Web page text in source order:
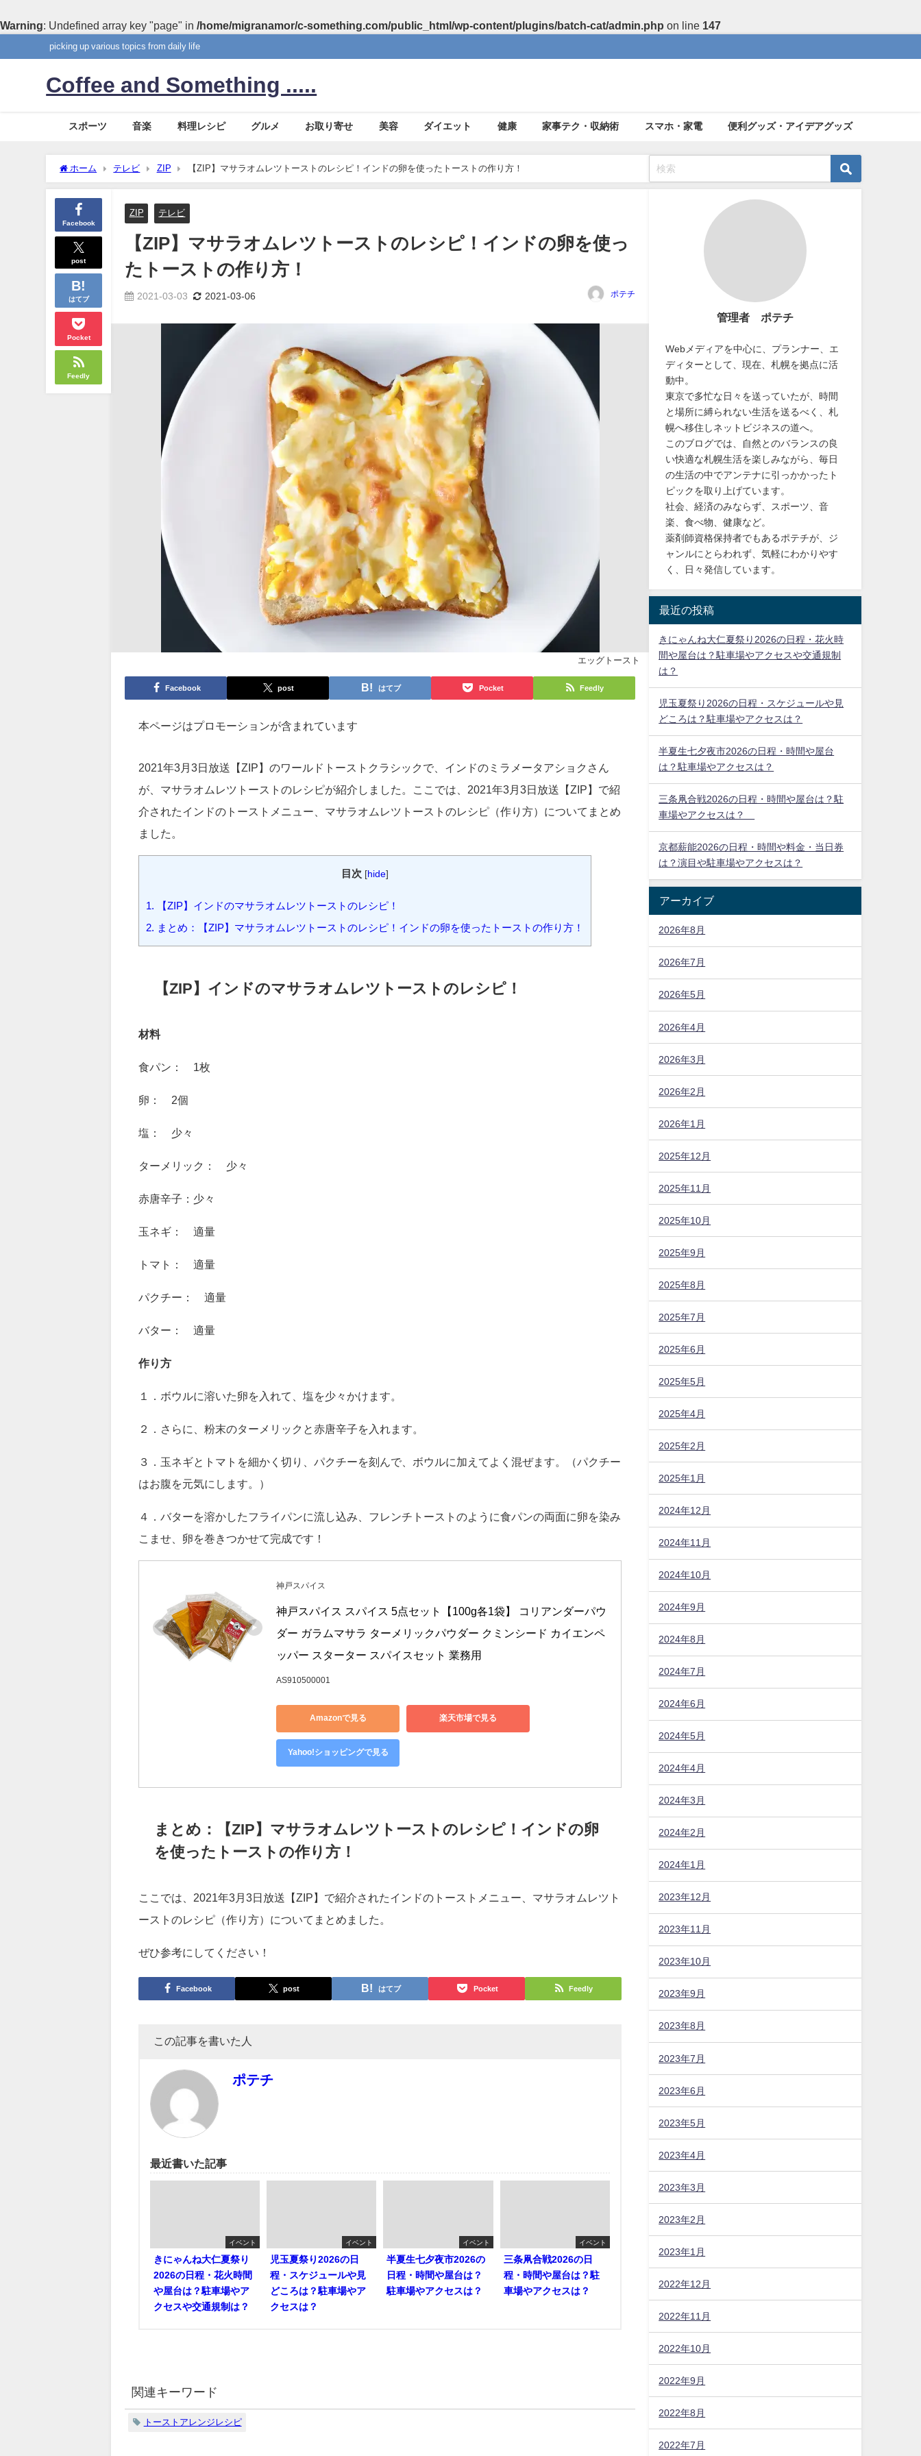
Warning: Undefined array key "page" in /home/migranamor/c-something.com/public_html/wp-content/plugins/batch-cat/admin.php on line 147
picking up various topics from daily life
Coffee and Something .....
スポーツ 音楽 料理レシピ グルメ お取り寄せ 美容 ダイエット 健康 家事テク・収納術 スマホ・家電 便利グッズ・アイデアグッズ
ホーム テレビ ZIP 【ZIP】マサラオムレツトーストのレシピ！インドの卵を使ったトーストの作り方！
Facebook
post
はてブ
Pocket
Feedly
ZIP テレビ
【ZIP】マサラオムレツトーストのレシピ！インドの卵を使っ
たトーストの作り方！
2021-03-03 2021-03-06 ポテチ
エッグトースト
Facebook post はてブ Pocket Feedly
本ページはプロモーションが含まれています
2021年3月3日放送【ZIP】のワールドトーストクラシックで、インドのミラメータアショクさん
ました。
目次 [hide]
【ZIP】インドのマサラオムレツトーストのレシピ！
【ZIP】インドのマサラオムレツトーストのレシピ！
食パン： 1枚
卵： 2個
ターメリック： 少々
トマト： 適量
パクチー： 適量
作り方
１．ボウルに溶いた卵を入れて、塩を少々かけます。
３．玉ネギとトマトを細かく切り、パクチーを刻んで、ボウルに加えてよく混ぜます。（パクチー
はお腹を元気にします。）
４．バターを溶かしたフライパンに流し込み、フレンチトーストのように食パンの両面に卵を染み
こませ、卵を巻きつかせて完成です！
神戸スパイス
神戸スパイス スパイス 5点セット【100g各1袋】 コリアンダーパウ
ダー ガラムマサラ ターメリックパウダー クミンシード カイエンペ
ッパー スターター スパイスセット 業務用
AS910500001
Yahoo!ショッピングで見る
まとめ：【ZIP】マサラオムレツトーストのレシピ！インドの卵
を使ったトーストの作り方！
ーストのレシピ（作り方）についてまとめました。
Facebook
最近書いた記事
2026の日程・花火時間
管理者 ポテチ
Webメディアを中心に、プランナー、エ
ディターとして、現在、札幌を拠点に活
動中。
東京で多忙な日々を送っていたが、時間
と場所に縛られない生活を送るべく、札
幌へ移住しネットビジネスの道へ。
このブログでは、自然とのバランスの良
い快適な札幌生活を楽しみながら、毎日
の生活の中でアンテナに引っかかったト
ピックを取り上げています。
社会、経済のみならず、スポーツ、音
楽、食べ物、健康など。
薬剤師資格保持者でもあるポテチが、ジ
ャンルにとらわれず、気軽にわかりやす
く、日々発信しています。
最近の投稿
きにゃんね大仁夏祭り2026の日程・花火時
間や屋台は？駐車場やアクセスや交通規制
は？
児玉夏祭り2026の日程・スケジュールや見
どころは？駐車場やアクセスは？
半夏生七夕夜市2026の日程・時間や屋台
は？駐車場やアクセスは？
三条凧合戦2026の日程・時間や屋台は？駐
車場やアクセスは？
京都薪能2026の日程・時間や料金・当日券
は？演目や駐車場やアクセスは？
アーカイブ
2026年8月
2026年7月
2026年5月
2026年4月
2026年3月
2026年2月
2026年1月
2025年12月
2025年11月
2025年10月
2025年9月
2025年8月
2025年7月
2025年6月
2025年5月
2025年4月
2025年2月
2025年1月
2024年12月
2024年11月
2024年10月
2024年9月
2024年8月
2024年7月
2024年6月
2024年5月
2024年4月
2024年3月
2024年2月
2024年1月
2023年12月
2023年11月
2023年10月
2023年9月
2023年8月
2023年7月
2023年6月
2023年5月
2023年4月
2023年3月
2023年2月
2023年1月
2022年12月
2022年11月
2022年10月
2022年9月
2022年8月
2022年7月